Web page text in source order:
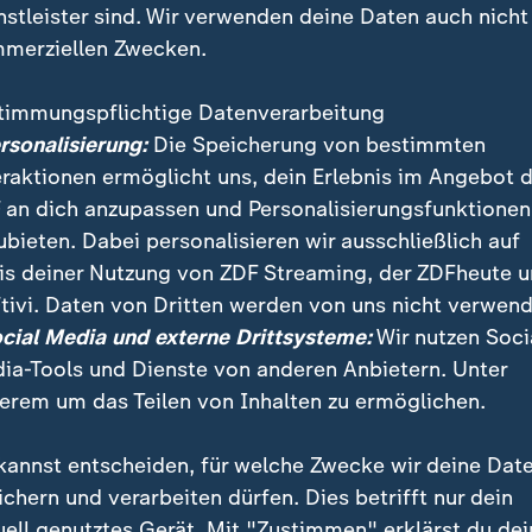
Rosalie Thomass ist es "ein Privileg", in der
die Barbara Blocksberg zu spielen: "Die
tolles Drehbuch geschaffen."
sind. Wir verwenden deine Daten auch nicht
Zwecken.
Datenverarbeitung
Die Speicherung von bestimmten
ermöglicht uns, dein Erlebnis im Angebot
an dich anzupassen und Personalisierungsfunktionen
Dabei personalisieren wir ausschließlich auf
deiner Nutzung von ZDF Streaming, der ZDFheute
Daten von Dritten werden von uns nicht
Media und externe Drittsysteme:Wir nutzen
Tools und Dienste von anderen Anbietern. Unter
um das Teilen von Inhalten zu ermöglichen.
entscheiden, für welche Zwecke wir deine
und verarbeiten dürfen. Dies betrifft nur dein